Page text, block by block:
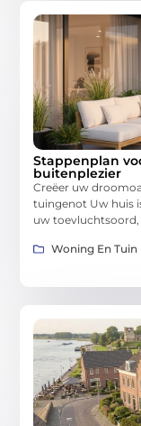
Stappenplan
buitenplezier
Creëer uw
tuingenot Uw huis
uw toevluchtsoord,
Woning En Tuin